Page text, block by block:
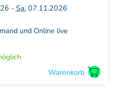
Education
- Sa.07.11.2026
und Online live